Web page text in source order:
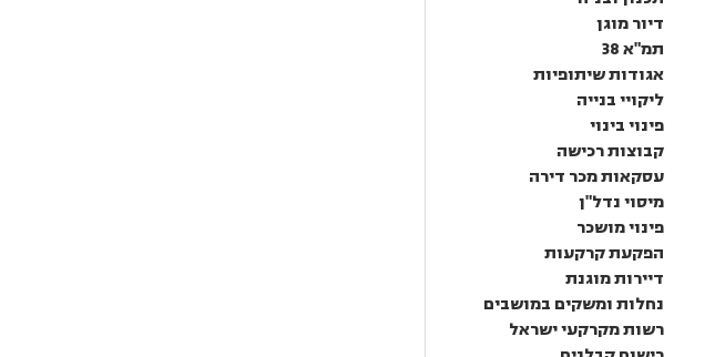
דיור מוגן
תמ"א 38
אגודות שיתופיות
ליקויי בנייה
פינוי בינוי
קבוצות רכישה
עסקאות מכר דירה
מיסוי נדל"ן
פינוי מושכר
הפקעת קרקעות
דיירות מוגנת
נחלות ומשקים במושבים
רשות מקרקעי ישראל